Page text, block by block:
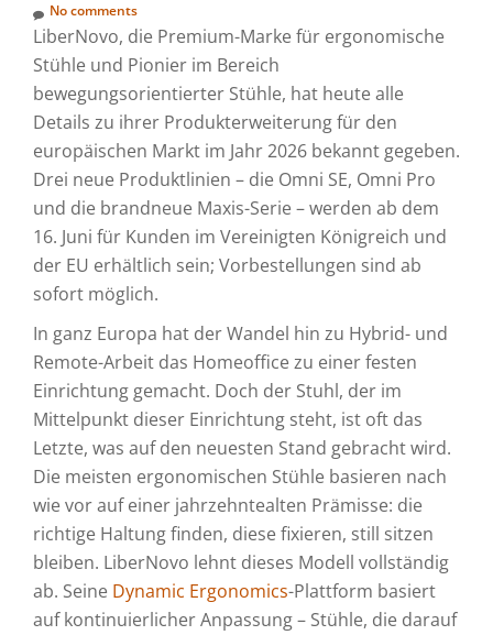
No comments
LiberNovo, die Premium-Marke für ergonomische
Stühle und Pionier im Bereich
bewegungsorientierter Stühle, hat heute alle
Details zu ihrer Produkterweiterung für den
europäischen Markt im Jahr 2026 bekannt gegeben.
Drei neue Produktlinien – die Omni SE, Omni Pro
und die brandneue Maxis-Serie – werden ab dem
16. Juni für Kunden im Vereinigten Königreich und
der EU erhältlich sein; Vorbestellungen sind ab
sofort möglich.
In ganz Europa hat der Wandel hin zu Hybrid- und
Remote-Arbeit das Homeoffice zu einer festen
Einrichtung gemacht. Doch der Stuhl, der im
Mittelpunkt dieser Einrichtung steht, ist oft das
Letzte, was auf den neuesten Stand gebracht wird.
Die meisten ergonomischen Stühle basieren nach
wie vor auf einer jahrzehntealten Prämisse: die
richtige Haltung finden, diese fixieren, still sitzen
bleiben. LiberNovo lehnt dieses Modell vollständig
ab. Seine Dynamic Ergonomics-Plattform basiert
auf kontinuierlicher Anpassung – Stühle, die darauf